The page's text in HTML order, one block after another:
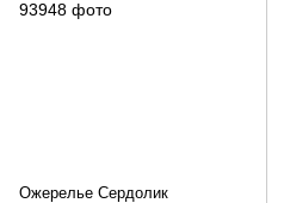
Ожерелье Сердолик